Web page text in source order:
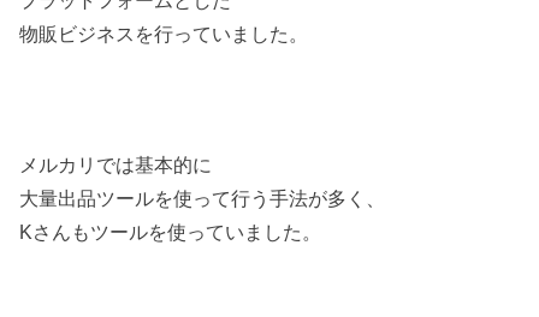
物販ビジネスを行っていました。
メルカリでは基本的に
大量出品ツールを使って行う手法が多く、
Kさんもツールを使っていました。